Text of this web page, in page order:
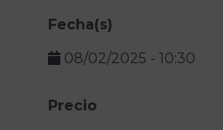
Fecha(s)
08/02/2025 - 10:30
Precio